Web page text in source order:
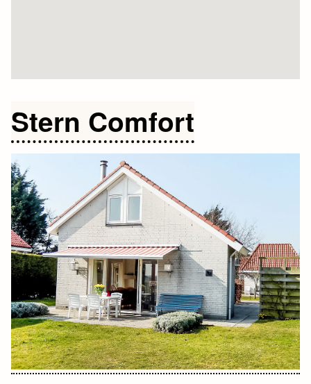
Stern Comfort